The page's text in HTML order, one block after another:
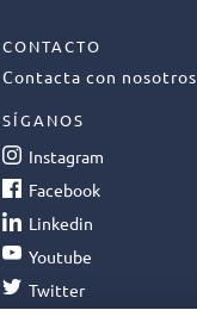
CONTACTO
Contacta con nosotros
SÍGANOS
Instagram
Facebook
Linkedin
Youtube
Twitter